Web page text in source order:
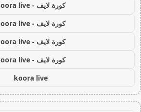
كورة لايف - koora live
كورة لايف - koora live
كورة لايف - koora live
كورة لايف - koora live
koora live